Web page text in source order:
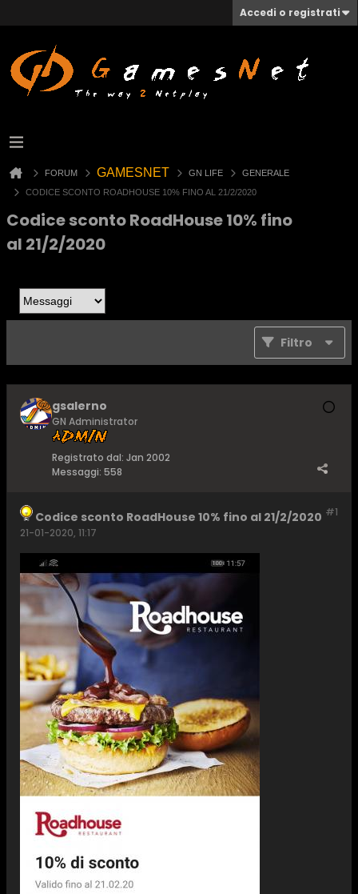
Accedi o registrati
FORUM GAMESNET GN LIFE
GENERALE
CODICE SCONTO ROADHOUSE 10% FINO AL 21/2/2020
Codice sconto RoadHouse 10% fino
al 21/2/2020
Filtro
gsalerno
GN Administrator
Registrato dal: Jan 2002
Messaggi: 558
#1
Codice sconto RoadHouse 10% fino al 21/2/2020
21-01-2020, 11:17